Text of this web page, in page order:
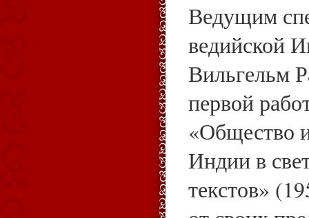
Ведущим
ведийской
Вильгельм
первой
«Общество
Индии в
текстов»